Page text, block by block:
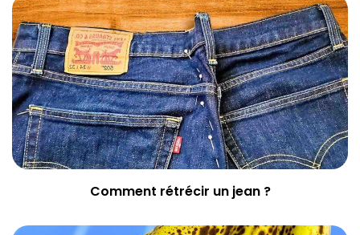
Comment rétrécir un jean ?